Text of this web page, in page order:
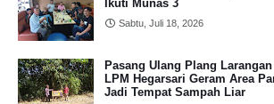
Ikuti Munas 3
Sabtu, Juli 18, 2026
Pasang Ulang Plang
LPM Hegarsari Geram Area
Jadi Tempat Sampah Liar